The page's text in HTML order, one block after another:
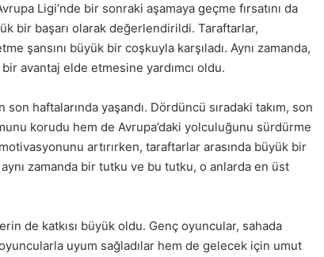
Ligi’nde bir sonraki aşamaya geçme fırsatını da
bir başarı olarak değerlendirildi. Taraftarlar,
şansını büyük bir coşkuyla karşıladı. Aynı zamanda,
avantaj elde etmesine yardımcı oldu.
haftalarında yaşandı. Dördüncü sıradaki takım, son
korudu hem de Avrupa’daki yolculuğunu sürdürme
artırırken, taraftarlar arasında büyük bir
zamanda bir tutku ve bu tutku, o anlarda en üst
de katkısı büyük oldu. Genç oyuncular, sahada
uyum sağladılar hem de gelecek için umut